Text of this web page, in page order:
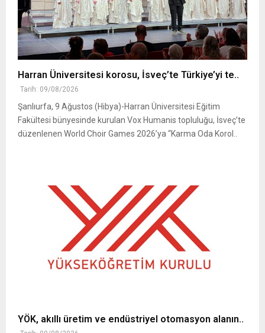
Harran Üniversitesi korosu, İsveç’te Türkiye’yi te..
Tarih: 09/08/2026
Şanlıurfa, 9 Ağustos (Hibya)-Harran Üniversitesi Eğitim
Fakültesi bünyesinde kurulan Vox Humanis topluluğu, İsveç’te
düzenlenen World Choir Games 2026’ya “Karma Oda Korol..
YÖK, akıllı üretim ve endüstriyel otomasyon alanın..